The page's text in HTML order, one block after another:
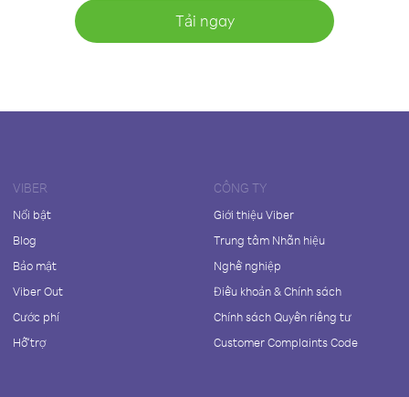
Tải ngay
VIBER
Nổi bật
Blog
Bảo mật
Viber Out
Cước phí
Hỗ trợ
CÔNG TY
Giới thiệu Viber
Trung tâm Nhãn hiệu
Nghề nghiệp
Điều khoản & Chính sách
Chính sách Quyền riêng tư
Customer Complaints Code